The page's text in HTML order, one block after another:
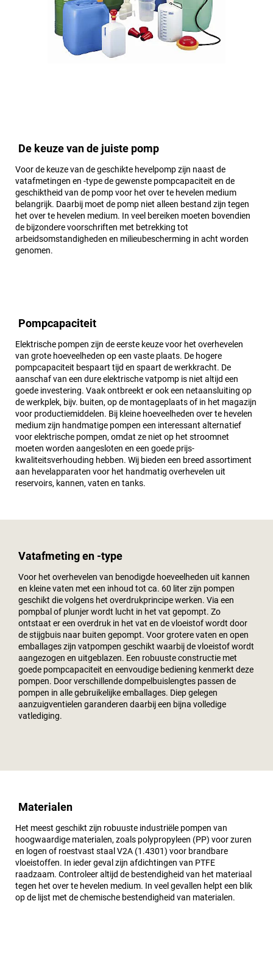
De keuze van de juiste pomp
Voor de keuze van de geschikte hevelpomp zijn naast de
vatafmetingen en -type de gewenste pompcapaciteit en de
geschiktheid van de pomp voor het over te hevelen medium
belangrijk. Daarbij moet de pomp niet alleen bestand zijn tegen
het over te hevelen medium. In veel bereiken moeten bovendien
de bijzondere voorschriften met betrekking tot
arbeidsomstandigheden en milieubescherming in acht worden
genomen.
Pompcapaciteit
Elektrische pompen zijn de eerste keuze voor het overhevelen
van grote hoeveelheden op een vaste plaats. De hogere
pompcapaciteit bespaart tijd en spaart de werkkracht. De
aanschaf van een dure elektrische vatpomp is niet altijd een
goede investering. Vaak ontbreekt er ook een netaansluiting op
de werkplek, bijv. buiten, op de montageplaats of in het magazijn
voor productiemiddelen. Bij kleine hoeveelheden over te hevelen
medium zijn handmatige pompen een interessant alternatief
voor elektrische pompen, omdat ze niet op het stroomnet
moeten worden aangesloten en een goede prijs-
kwaliteitsverhouding hebben. Wij bieden een breed assortiment
aan hevelapparaten voor het handmatig overhevelen uit
reservoirs, kannen, vaten en tanks.
Vatafmeting en -type
Voor het overhevelen van benodigde hoeveelheden uit kannen
en kleine vaten met een inhoud tot ca. 60 liter zijn pompen
geschikt die volgens het overdrukprincipe werken. Via een
pompbal of plunjer wordt lucht in het vat gepompt. Zo
ontstaat er een overdruk in het vat en de vloeistof wordt door
de stijgbuis naar buiten gepompt. Voor grotere vaten en open
emballages zijn vatpompen geschikt waarbij de vloeistof wordt
aangezogen en uitgeblazen. Een robuuste constructie met
goede pompcapaciteit en eenvoudige bediening kenmerkt deze
pompen. Door verschillende dompelbuislengtes passen de
pompen in alle gebruikelijke emballages. Diep gelegen
aanzuigventielen garanderen daarbij een bijna volledige
vatlediging.
Materialen
Het meest geschikt zijn robuuste industriële pompen van
hoogwaardige materialen, zoals polypropyleen (PP) voor zuren
en logen of roestvast staal V2A (1.4301) voor brandbare
vloeistoffen. In ieder geval zijn afdichtingen van PTFE
raadzaam. Controleer altijd de bestendigheid van het materiaal
tegen het over te hevelen medium. In veel gevallen helpt een blik
op de lijst met de chemische bestendigheid van materialen.